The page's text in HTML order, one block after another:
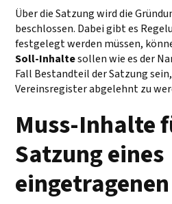
Über die Satzung wird die
beschlossen. Dabei gibt es
festgelegt werden müssen,
Soll-Inhaltesollen wie es der
Fall Bestandteil der Satzung
Vereinsregister abgelehnt zu
Muss-Inhalte
Satzung eines